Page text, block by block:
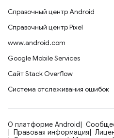
Справочный центр Android
Справочный центр Pixel
www.android.com
Google Mobile Services
Сайт Stack Overflow
Система отслеживания ошибок
О платформе Android
Правовая информация